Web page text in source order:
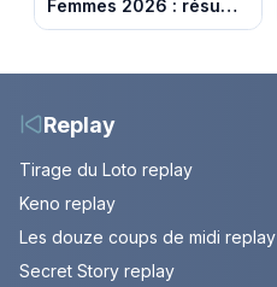
Femmes 2026 : résumé
vidéo de la dernière
Vollering remporte son
Replay
Tirage du Loto replay
Keno replay
Les douze coups de midi replay
Secret Story replay